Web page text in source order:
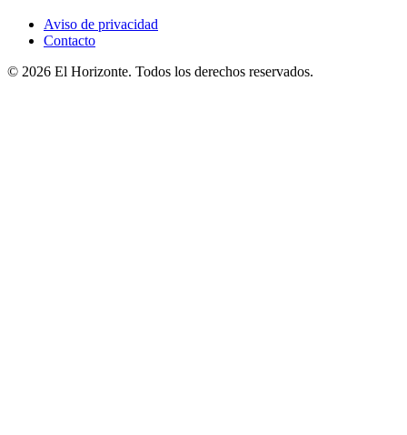
Aviso de privacidad
Contacto
© 2026 El Horizonte. Todos los derechos reservados.